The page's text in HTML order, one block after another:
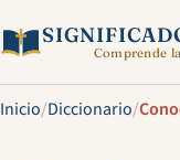
Comprende
Inicio/Diccionario/